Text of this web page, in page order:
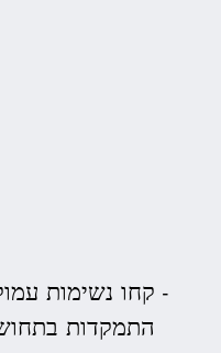
קחו נשימות
התמקדות